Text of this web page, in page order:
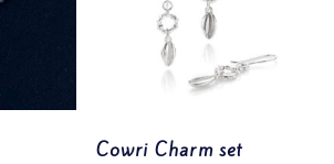
Cowri Charm set